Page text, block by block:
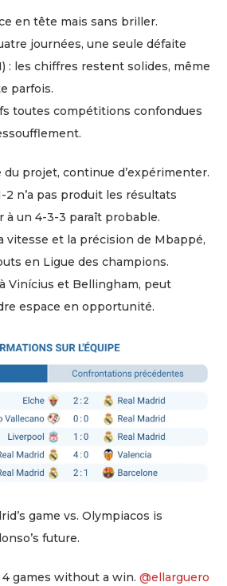
en tête mais sans briller.
journées, une seule défaite
: les chiffres restent solides, même
parfois.
toutes compétitions confondues
du projet, continue d’expérimenter.
2 n’a pas produit les résultats
à un 4-3-3 paraît probable.
vitesse et la précision de Mbappé,
en Ligue des champions.
Vinícius et Bellingham, peut
espace en opportunité.
game vs. Olympiacos is
future.
games without a win. @ellarguero